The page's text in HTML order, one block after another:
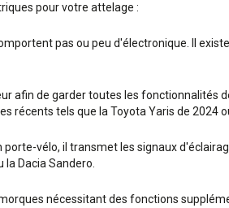
pour votre attelage :
pas ou peu d'électronique. Il
afin de garder toutes les
récents tels que la Toyota Yaris de 2024
vélo, il transmet les signaux
Dacia Sandero.
nécessitant des fonctions